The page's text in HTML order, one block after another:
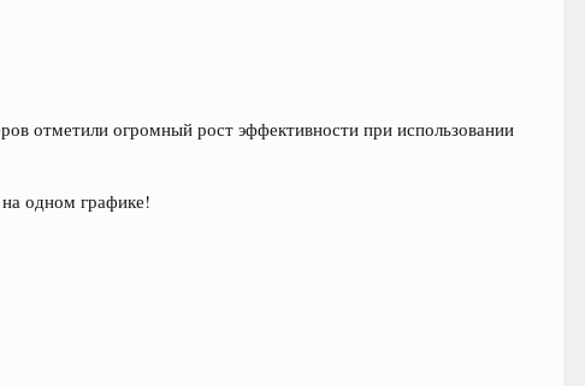
отметили огромный рост эффективности при использовании
одном графике!